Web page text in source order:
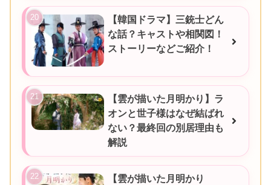
【韓国ドラマ】三銃士どん
な話？キャストや相関図！
ストーリーなどご紹介！
【雲が描いた月明かり】ラ
オンと世子様はなぜ結ばれ
ない？最終回の別居理由も
解説
【雲が描いた月明かり